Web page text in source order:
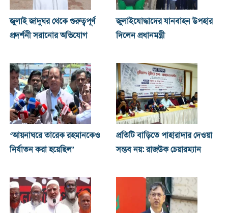
জুলাই জাদুঘর থেকে গুরুত্বপূর্ণ
প্রদর্শনী সরানোর অভিযোগ
জুলাইযোদ্ধাদের যানবাহন উপহার
দিলেন প্রধানমন্ত্রী
‘আয়নাঘরে তারেক রহমানকেও
নির্যাতন করা হয়েছিল’
প্রতিটি বাড়িতে পাহারাদার দেওয়া
সম্ভব নয়: রাজউক চেয়ারম্যান